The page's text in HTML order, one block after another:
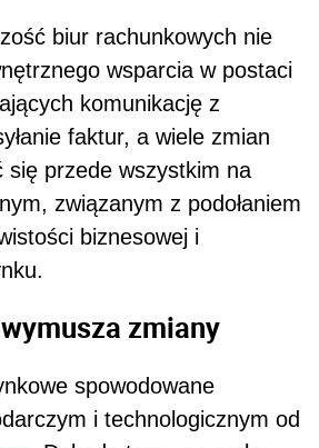
biur rachunkowych nie
wsparcia w postaci
komunikację z
faktur, a wiele zmian
się przede wszystkim na
związanym z podołaniem
biznesowej i
zmiany
spowodowane
i technologicznym od